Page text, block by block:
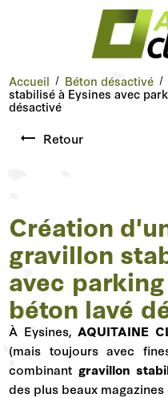
Accueil Béton désactivé
stabilisé à Eysines avec
désactivé
Retour
Création
gravillon
avec
béton lavé
À Eysines,AQUITAINE
(mais toujours avec
combinant gravillon
des plus beaux magazines
Panneau de gestion des